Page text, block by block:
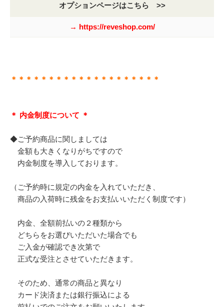
オプションページはこちら >>
→ https://reveshop.com/
＊＊＊＊＊＊＊＊＊＊＊＊＊＊＊＊＊＊＊＊
＊ 内金制度について ＊
◆ご予約商品に関しましては
金額も大きくなりがちですので
内金制度を導入しております。
（ご予約時に規定の内金を入れていただき、
商品の入荷時に残金をお支払いいただく制度です）
内金、全額前払いの２種類から
どちらをお選びいただいた場合でも
ご入金が確認でき次第で
正式な受注とさせていただきます。
そのため、通常の商品と異なり
カード決済または銀行振込による